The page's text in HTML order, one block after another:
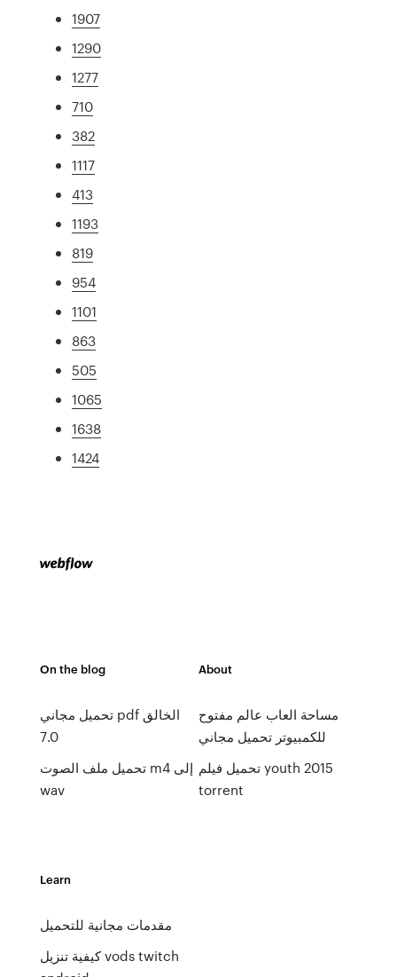
1907
1290
1277
710
382
1117
413
1193
819
954
1101
863
505
1065
1638
1424
On the blog
تحميل مجاني pdf الخالق
7.0
تحميل ملف الصوت m4 إلى
wav
About
مساحة العاب عالم مفتوح
للكمبيوتر تحميل مجاني
تحميل فيلم youth 2015
torrent
Learn
مقدمات مجانية للتحميل
كيفية تنزيل vods twitch